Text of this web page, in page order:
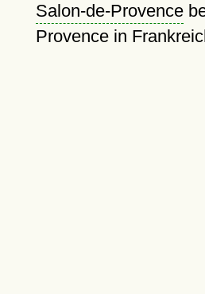
Salon-de-Provence
Provence in